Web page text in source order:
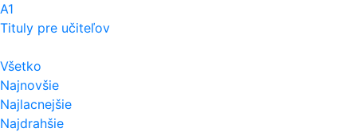
A1
Tituly pre učiteľov
Všetko
Najnovšie
Najlacnejšie
Najdrahšie